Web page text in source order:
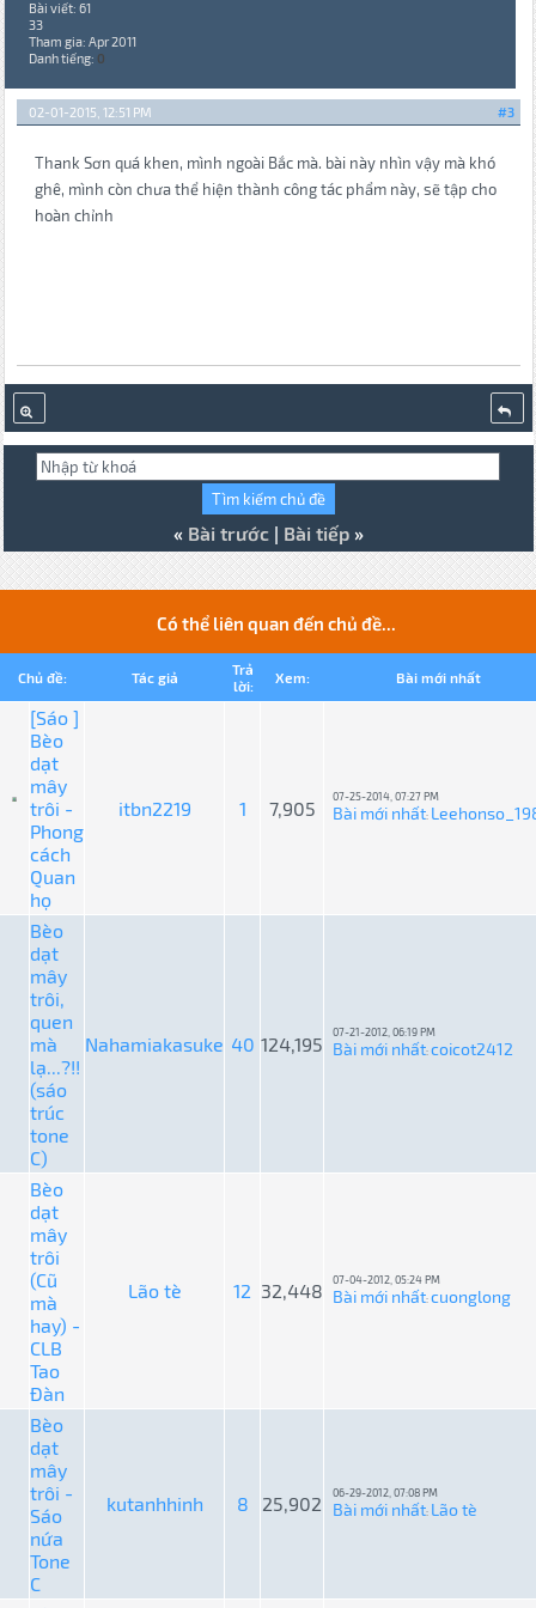
Bài viết: 61
33
Tham gia: Apr 2011
Danh tiếng: 0
#3
02-01-2015, 12:51 PM
Thank Sơn quá khen, mình ngoài Bắc mà. bài này nhìn vậy mà khó
ghê, mình còn chưa thể hiện thành công tác phẩm này, sẽ tập cho
hoàn chỉnh
« Bài trước| Bài tiếp»
Có thể liên quan đến chủ đề...
Chủ đề: Tác giả
Trả
lời:
Xem: Bài mới nhất
[Sáo ]
Bèo
dạt
mây
trôi -
Phong
cách
Quan
họ
itbn2219 1 7,905
07-25-2014, 07:27 PM
Bài mới nhất:
Bèo
dạt
mây
trôi,
quen
mà
lạ...?!!
(sáo
trúc
tone
C)
Nahamiakasuke 40 124,195
07-21-2012, 06:19 PM
Bài mới nhất:coicot2412
Bèo
dạt
mây
trôi
(Cũ
mà
hay) -
CLB
Tao
Đàn
Lão tè 12 32,448 07-04-2012, 05:24 PM
Bài mới nhất:cuonglong
Bèo
dạt
mây
trôi -
Sáo
nứa
Tone
C
kutanhhinh 8 25,902 06-29-2012, 07:08 PM
Bài mới nhất: Lão tè